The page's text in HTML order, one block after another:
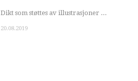
Dikt som støttes av illustrasjoner ...
20.08.2019